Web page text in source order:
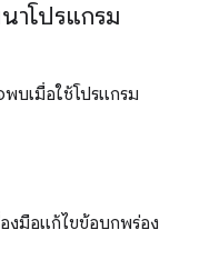
าโปรแกรม
เมื่อใช้โปรแกรม
งมือแก้ไขข้อบกพร่อง